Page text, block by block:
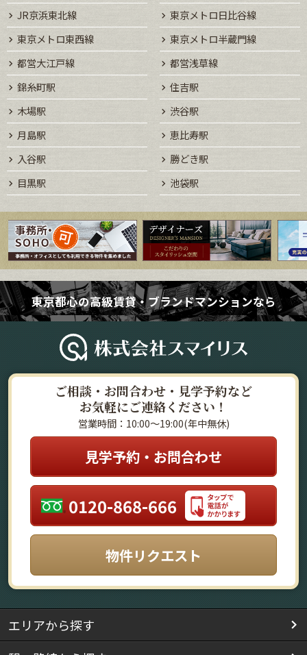
JR京浜東北線
東京メトロ日比谷線
東京メトロ東西線
東京メトロ半蔵門線
都営大江戸線
都営浅草線
錦糸町駅
住吉駅
木場駅
渋谷駅
月島駅
恵比寿駅
入谷駅
勝どき駅
目黒駅
池袋駅
東京都心の高級賃貸・ブランドマンションなら
ご相談・お問合わせ・見学予約など
お気軽にご連絡ください！
営業時間：10:00～19:00(年中無休)
見学予約・お問合わせ
0120-868-666
物件リクエスト
エリアから探す